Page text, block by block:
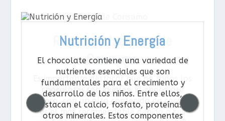
Nutrición y Energía
El chocolate contiene una variedad de
nutrientes esenciales que son
fundamentales para el crecimiento y
desarrollo de los niños. Entre ellos,
destacan el calcio, fosfato, proteínas y
otros minerales. Estos componentes
Mejora del Estado de Ánimo
Beneficios Cardiovasculares
Desarrollo Cognitivo
Recomendaciones de
Consumo